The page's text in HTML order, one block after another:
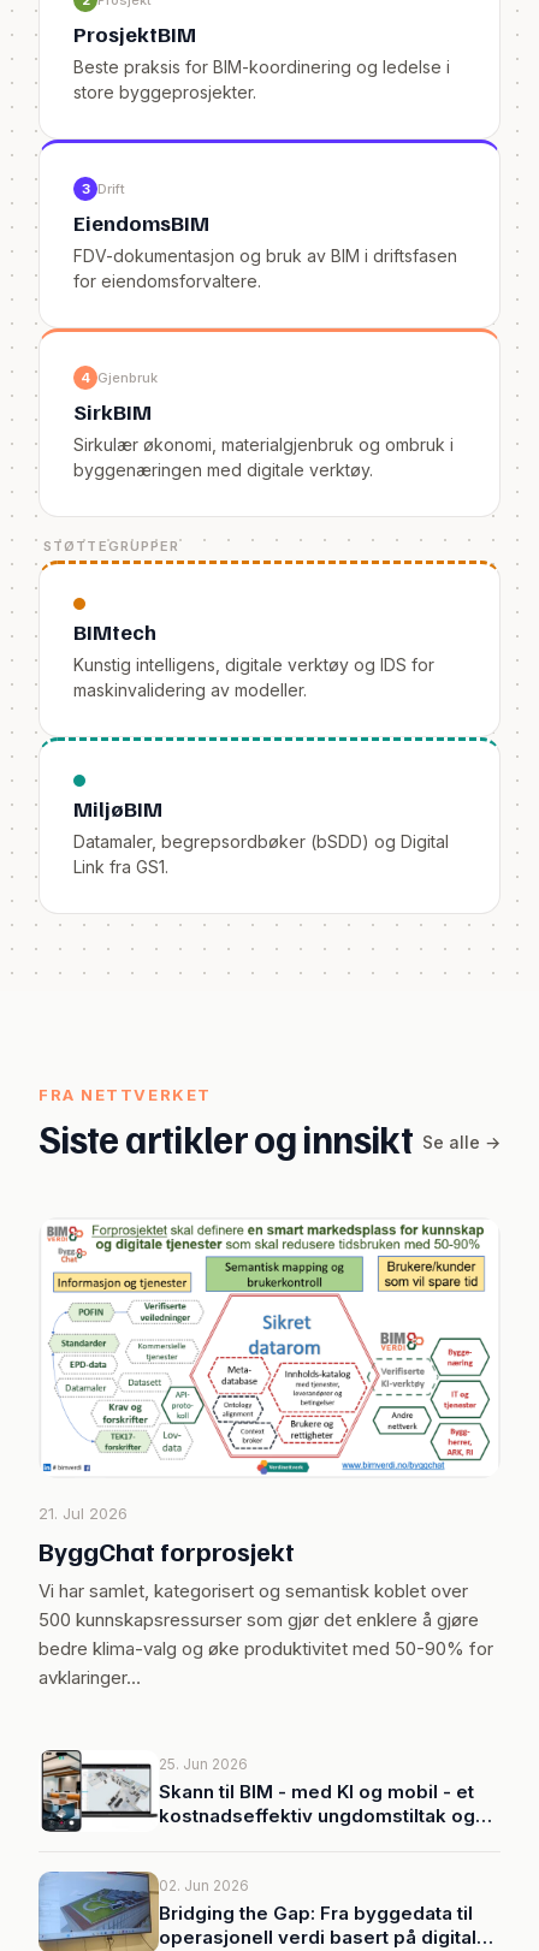
ProsjektBIM
Beste praksis for BIM-koordinering og ledelse i
store byggeprosjekter.
3 Drift
EiendomsBIM
FDV-dokumentasjon og bruk av BIM i driftsfasen
for eiendomsforvaltere.
4 Gjenbruk
SirkBIM
Sirkulær økonomi, materialgjenbruk og ombruk i
byggenæringen med digitale verktøy.
STØTTEGRUPPER
BIMtech
Kunstig intelligens, digitale verktøy og IDS for
maskinvalidering av modeller.
MiljøBIM
Datamaler, begrepsordbøker (bSDD) og Digital
Link fra GS1.
FRA NETTVERKET
Siste artikler og innsikt Se alle →
21. Jul 2026
ByggChat forprosjekt
Vi har samlet, kategorisert og semantisk koblet over
500 kunnskapsressurser som gjør det enklere å gjøre
bedre klima-valg og øke produktivitet med 50-90% for
avklaringer…
25. Jun 2026
Skann til BIM - med KI og mobil - et
kostnadseffektiv ungdomstiltak og
ombrukspotensiale i eksisterende
bygg.
02. Jun 2026
Bridging the Gap: Fra byggedata til
operasjonell verdi basert på digitale